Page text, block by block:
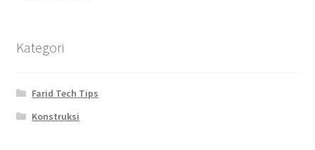
Kategori
Farid Tech Tips
Konstruksi